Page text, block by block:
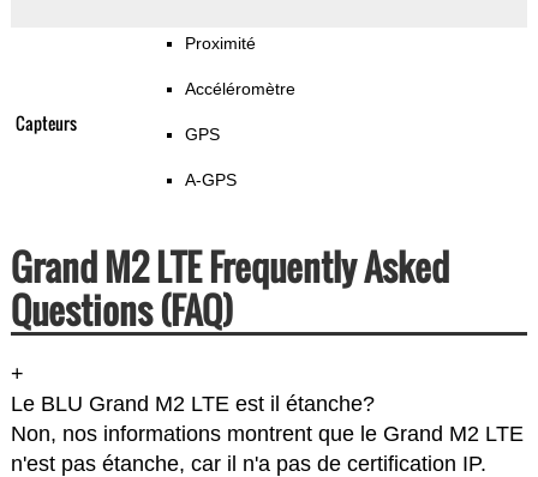
Capteurs
Proximité
Accéléromètre
GPS
A-GPS
Grand M2 LTE Frequently Asked
Questions (FAQ)
+
Le BLU Grand M2 LTE est il étanche?
Non, nos informations montrent que le Grand M2 LTE
n'est pas étanche, car il n'a pas de certification IP.